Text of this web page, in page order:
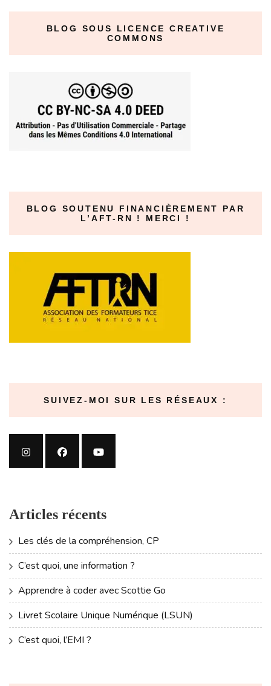
BLOG SOUS LICENCE CREATIVE
COMMONS
BLOG SOUTENU FINANCIÈREMENT PAR
L’AFT-RN ! MERCI !
SUIVEZ-MOI SUR LES RÉSEAUX :
Articles récents
Les clés de la compréhension, CP
C’est quoi, une information ?
Apprendre à coder avec Scottie Go
Livret Scolaire Unique Numérique (LSUN)
C’est quoi, l’EMI ?